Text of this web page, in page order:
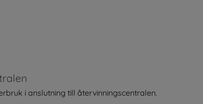
i anslutning till återvinningscentralen.